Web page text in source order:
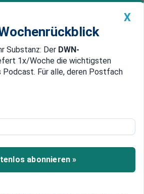
DWN: Geldanlage Premium
DWN-Magazin China
waren im zweiten
billiger als im
Die Neubaupreise in
X
Substanz: Der DWN-
1x/Woche die wichtigsten
Podcast. Für alle, deren Postfach
abonnieren »